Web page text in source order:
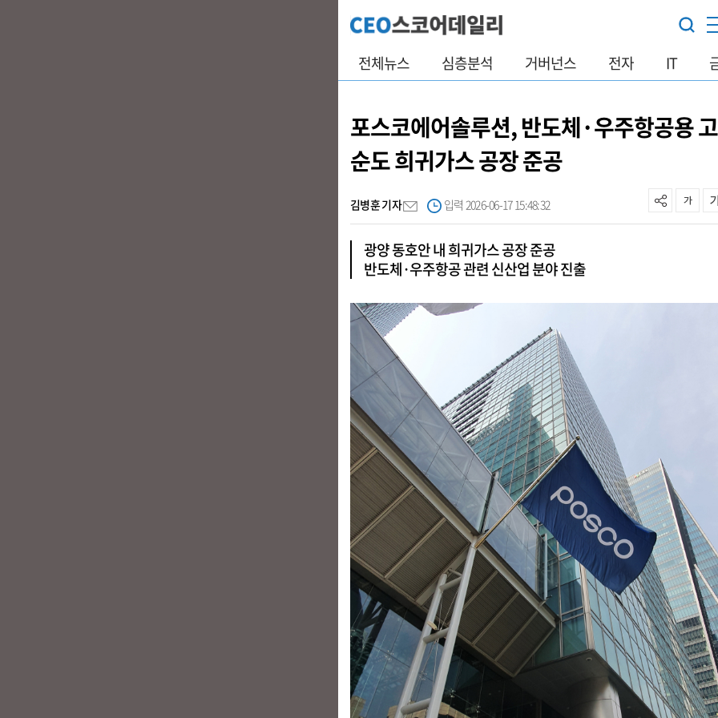
전체뉴스 심층분석 거버넌스 전자 IT
포스코에어솔루션, 반도체·우주항공용 고
순도 희귀가스 공장 준공
김병훈 기자 입력 2026-06-17 15:48:32
광양 동호안 내 희귀가스 공장 준공
반도체·우주항공 관련 신산업 분야 진출